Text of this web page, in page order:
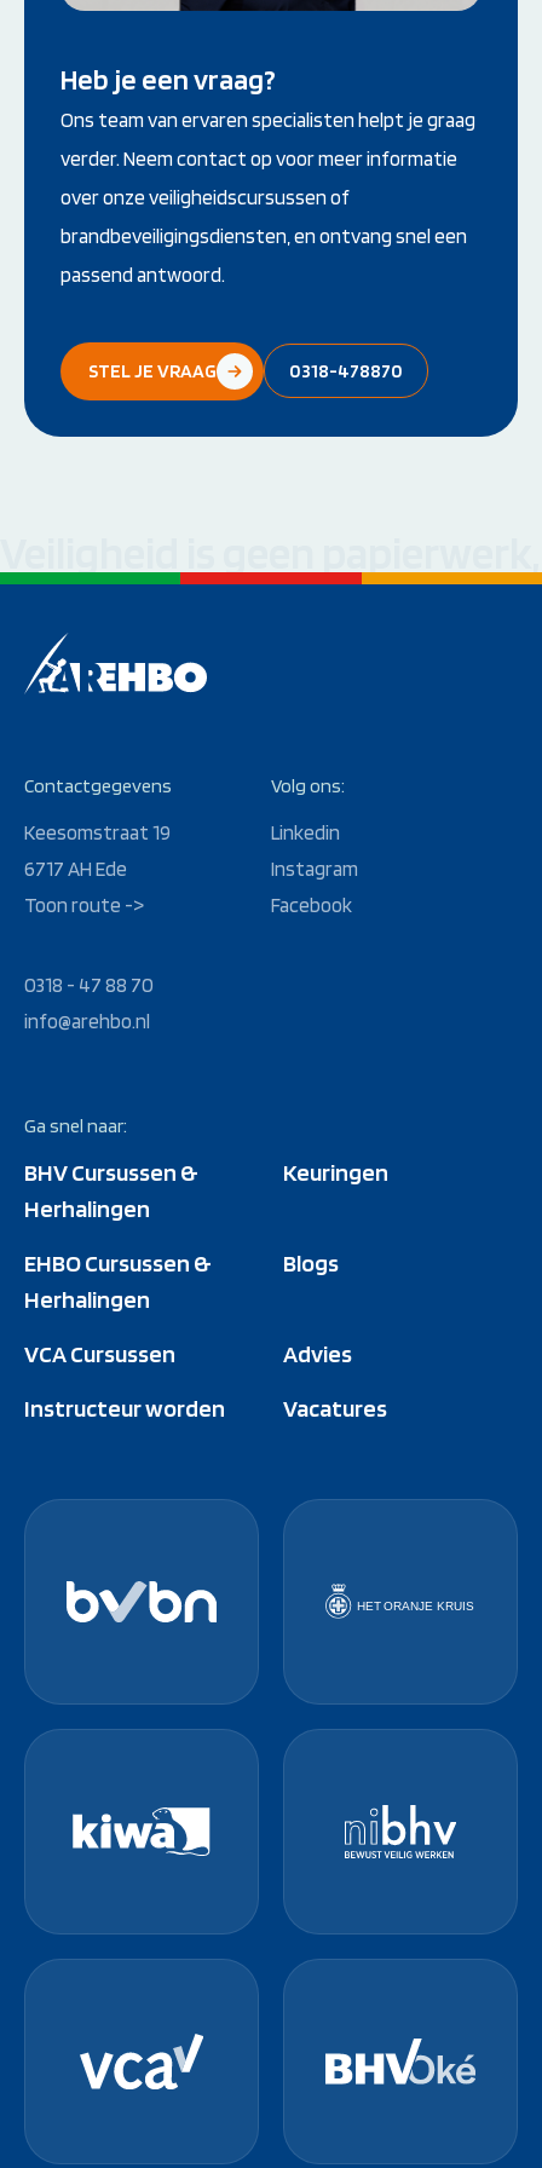
Heb je een vraag?
Ons team van ervaren specialisten helpt je graag
verder. Neem contact op voor meer informatie
over onze veiligheidscursussen of
brandbeveiligingsdiensten, en ontvang snel een
passend antwoord.
STEL JE VRAAG 0318-478870
Contactgegevens
Keesomstraat 19
6717 AH Ede
Toon route ->
0318 - 47 88 70
info@arehbo.nl
Volg ons:
Linkedin
Instagram
Facebook
Ga snel naar:
BHV Cursussen &
Herhalingen
Keuringen
EHBO Cursussen &
Herhalingen
Blogs
VCA Cursussen
Advies
Instructeur worden
Vacatures